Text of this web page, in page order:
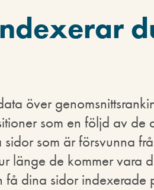
över
som en följd av de
som är försvunna
länge de kommer vara
få dina sidor